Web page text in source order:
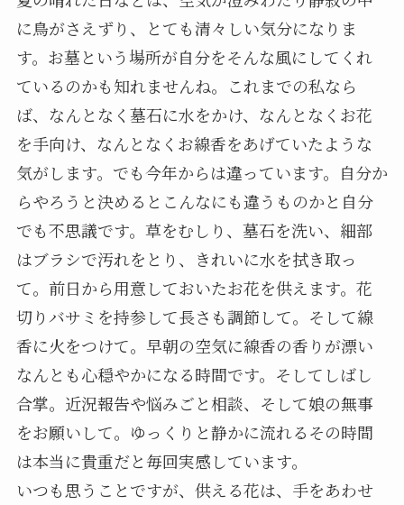
に鳥がさえずり、とても清々しい気分になりま
す。お墓という場所が自分をそんな風にしてくれ
ているのかも知れませんね。これまでの私なら
ば、なんとなく墓石に水をかけ、なんとなくお花
を手向け、なんとなくお線香をあげていたような
気がします。でも今年からは違っています。自分か
らやろうと決めるとこんなにも違うものかと自分
でも不思議です。草をむしり、墓石を洗い、細部
はブラシで汚れをとり、きれいに水を拭き取っ
て。前日から用意しておいたお花を供えます。花
切りバサミを持参して長さも調節して。そして線
香に火をつけて。早朝の空気に線香の香りが漂い
なんとも心穏やかになる時間です。そしてしばし
合掌。近況報告や悩みごと相談、そして娘の無事
をお願いして。ゆっくりと静かに流れるその時間
は本当に貴重だと毎回実感しています。
いつも思うことですが、供える花は、手をあわせ